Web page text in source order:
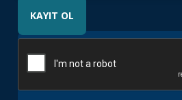
KAYIT OL